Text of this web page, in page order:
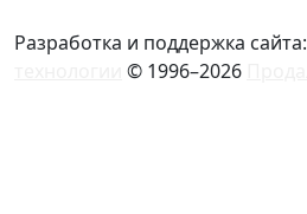
Разработка и поддержка сайта:
© 1996–2026